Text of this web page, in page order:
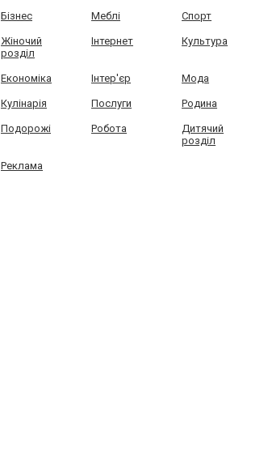
Бізнес Меблі Спорт
Жіночий
розділ
Інтернет Культура
Економіка Інтер'єр Мода
Кулінарія Послуги Родина
Подорожі Робота
Дитячий
розділ
Реклама